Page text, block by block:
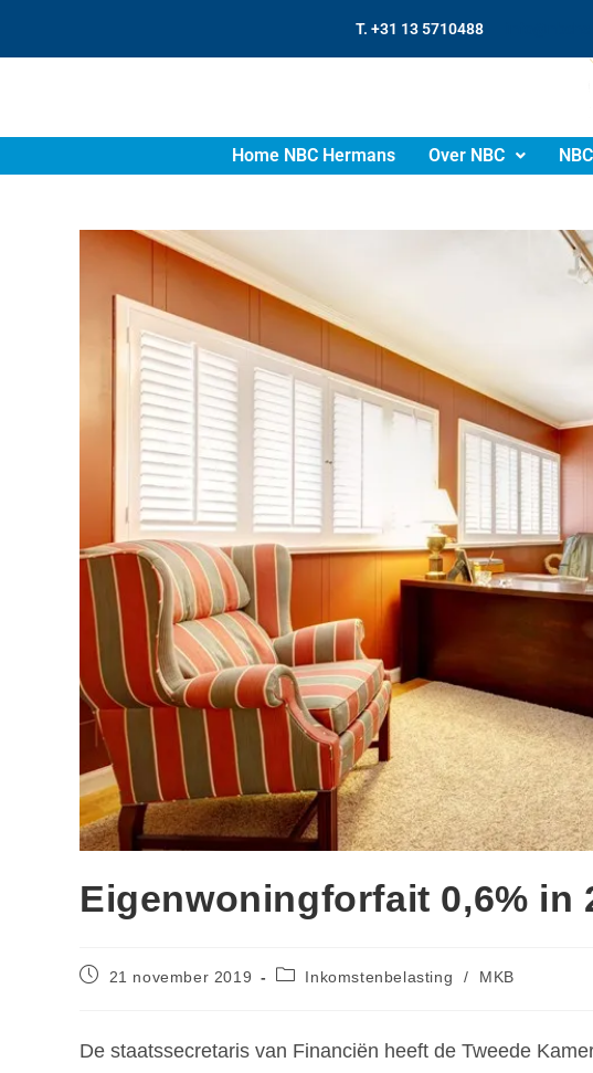
T. +31 13 5710488
Home NBC Hermans Over NBC
Eigenwoningforfait 0,6% in
21 november 2019 Inkomstenbelasting / MKB
De staatssecretaris van Financiën heeft de Tweede